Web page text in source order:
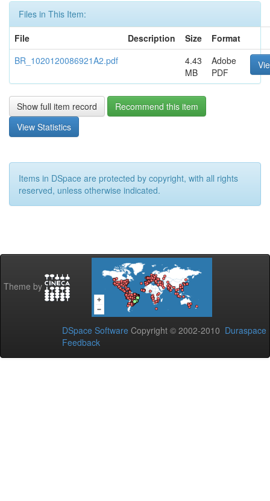
Files in This Item:
File
Description Size
Format
BR_1020120086921A2.pdf
4.43
MB
Adobe
PDF
Show full item record
Recommend this item
View Statistics
Items in DSpace are protected by copyright, with all rights
reserved, unless otherwise indicated.
Theme by
DSpace Software Copyright © 2002-2010 Duraspace
Feedback